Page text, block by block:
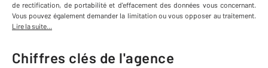
de rectification, de portabilité et d'effacement des données vous concernant.
Vous pouvez également demander la limitation ou vous opposer au traitement.
Lire la suite...
Chiffres clés de l'agence